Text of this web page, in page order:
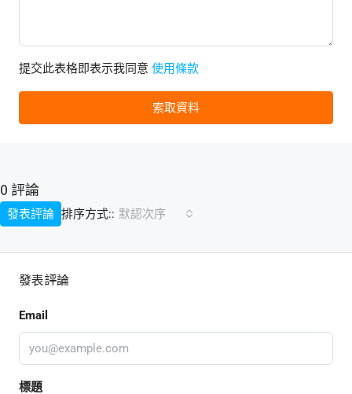
提交此表格即表示我同意 使用條款
索取資料
0 評論
排序方式:: 默認次序
發表評論
發表評論
Email
標題